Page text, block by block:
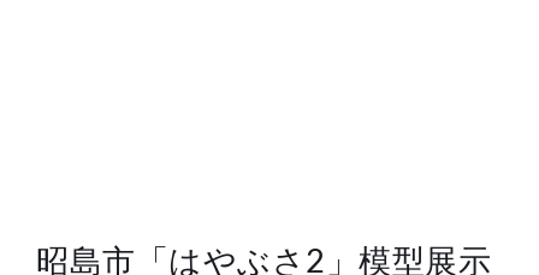
昭島市「はやぶさ2」模型展示